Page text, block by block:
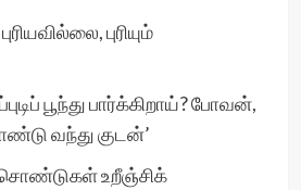
புரியும்
பூந்து பார்க்கிறாய்? போவன்,
வந்து குடன்’
உறீஞ்சிக்